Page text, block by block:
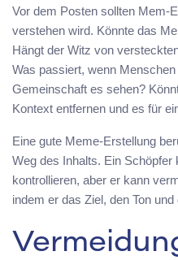
Vor dem Posten sollten Mem-
verstehen wird. Könnte das
Hängt der Witz von
Was passiert, wenn
Gemeinschaft es sehen?
Kontext entfernen und es für
Eine gute Meme-Erstellung
Weg des Inhalts. Ein Schöpfer
kontrollieren, aber er kann
indem er das Ziel, den Ton